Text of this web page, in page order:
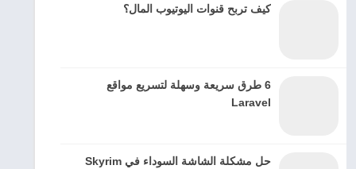
كيف تربح قنوات اليوتيوب المال؟
6 طرق سريعة وسهلة لتسريع مواقع
Laravel
حل مشكلة الشاشة السوداء في Skyrim